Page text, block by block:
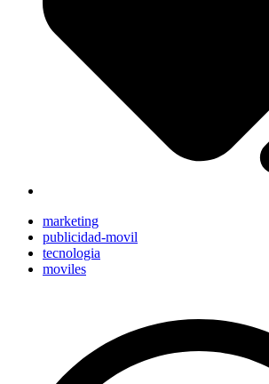
marketing
publicidad-movil
tecnologia
moviles